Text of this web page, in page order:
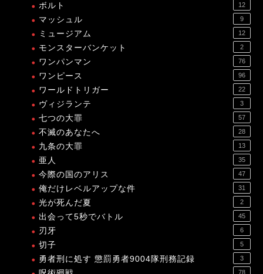
ボルト 12
マッシュル 9
ミュージアム 12
モンスターバンケット 2
ワンパンマン 76
ワンピース 96
ワールドトリガー 22
ヴィジランテ 3
七つの大罪 57
不滅のあなたへ 28
九条の大罪 13
亜人 35
今際の国のアリス 47
俺だけレベルアップな件 31
光が死んだ夏 2
出会って5秒でバトル 45
刃牙 6
切子 5
勇者刑に処す 懲罰勇者9004隊刑務記録 3
78